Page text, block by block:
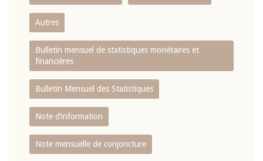
Autres
Bulletin mensuel de statistiques monétaires et
financières
Bulletin Mensuel des Statistiques
Note d’information
Note mensuelle de conjoncture